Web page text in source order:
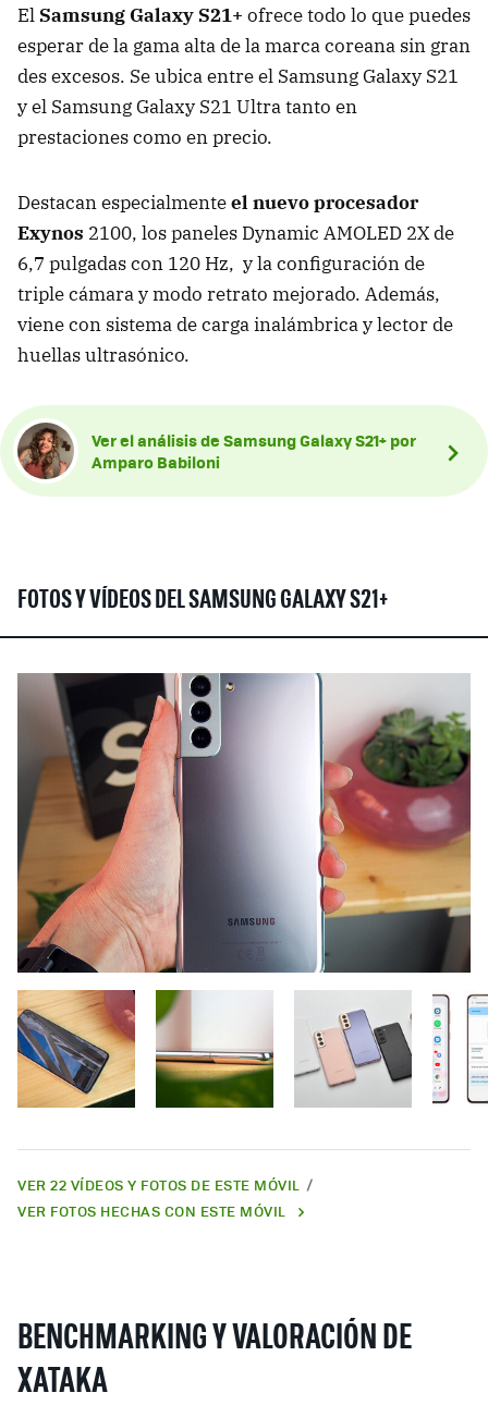
ElSamsung Galaxy S21+ ofrece todo lo que puedes
esperar de la gama alta de la marca coreana sin gran
des excesos. Se ubica entre el Samsung Galaxy S21
y el Samsung Galaxy S21 Ultra tanto en
prestaciones como en precio.
Destacan especialmenteel nuevo procesador
Exynos 2100, los paneles Dynamic AMOLED 2X de
6,7 pulgadas con 120 Hz, y la configuración de
triple cámara y modo retrato mejorado. Además,
viene con sistema de carga inalámbrica y lector de
huellas ultrasónico.
Ver el análisis de Samsung Galaxy S21+ por
Amparo Babiloni
FOTOS Y VÍDEOS DEL SAMSUNG GALAXY S21+
VER 22 VÍDEOS Y FOTOS DE ESTE MÓVIL
VER FOTOS HECHAS CON ESTE MÓVIL
BENCHMARKING Y VALORACIÓN DE
XATAKA